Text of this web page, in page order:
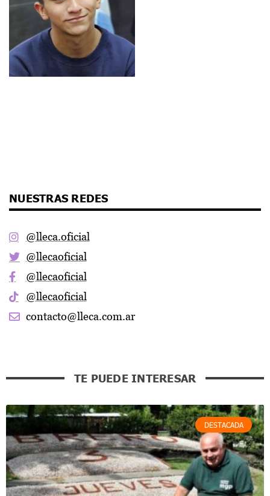
NUESTRAS REDES
@lleca.oficial
@llecaoficial
@llecaoficial
@llecaoficial
contacto@lleca.com.ar
TE PUEDE INTERESAR
DESTACADA